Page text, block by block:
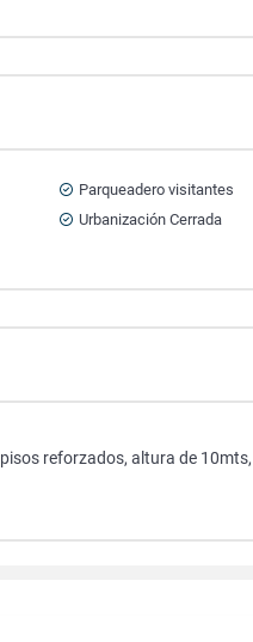
Parqueadero visitantes
Urbanización Cerrada
reforzados, altura de